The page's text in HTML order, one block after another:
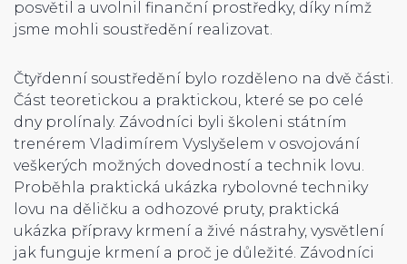
posvětil a uvolnil finanční prostředky, díky nímž
jsme mohli soustředění realizovat.
Čtyřdenní soustředění bylo rozděleno na dvě části.
Část teoretickou a praktickou, které se po celé
dny prolínaly. Závodníci byli školeni státním
trenérem Vladimírem Vyslyšelem v osvojování
veškerých možných dovedností a technik lovu.
Proběhla praktická ukázka rybolovné techniky
lovu na děličku a odhozové pruty, praktická
ukázka přípravy krmení a živé nástrahy, vysvětlení
jak funguje krmení a proč je důležité. Závodníci